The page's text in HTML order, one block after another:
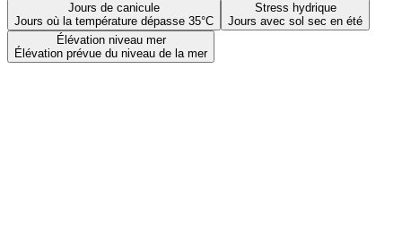
Jours de canicule
Jours où la température dépasse 35°C
Stress hydrique
Jours avec sol sec en été
Élévation niveau mer
Élévation prévue du niveau de la mer